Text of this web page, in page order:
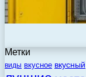
Метки
виды вкусное вкусный